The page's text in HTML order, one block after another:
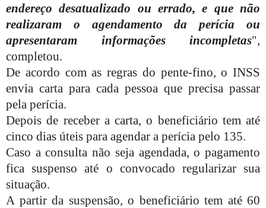
endereço desatualizado ou errado, e que não
realizaram o agendamento da perícia ou
apresentaram informações incompletas",
completou.
De acordo com as regras do pente-fino, o INSS
envia carta para cada pessoa que precisa passar
pela perícia.
Depois de receber a carta, o beneficiário tem até
cinco dias úteis para agendar a perícia pelo 135.
Caso a consulta não seja agendada, o pagamento
fica suspenso até o convocado regularizar sua
situação.
A partir da suspensão, o beneficiário tem até 60